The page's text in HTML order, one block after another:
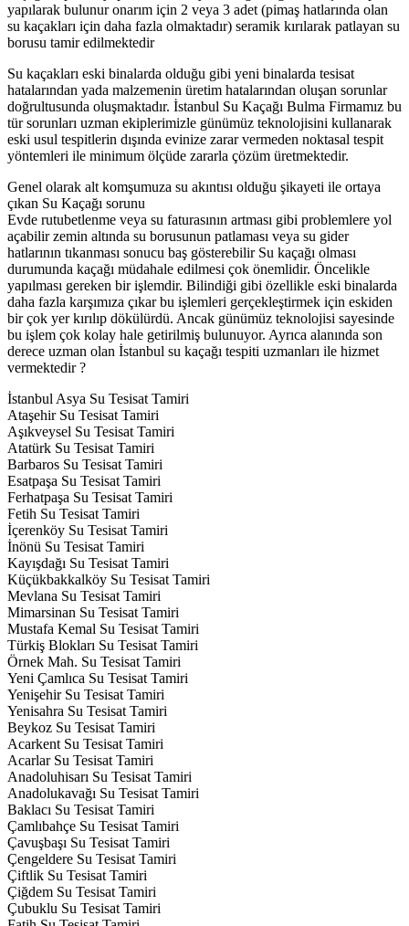
yapılarak bulunur onarım için 2 veya 3 adet (pimaş hatlarında olan
su kaçakları için daha fazla olmaktadır) seramik kırılarak patlayan su
borusu tamir edilmektedir
Su kaçakları eski binalarda olduğu gibi yeni binalarda tesisat
hatalarından yada malzemenin üretim hatalarından oluşan sorunlar
doğrultusunda oluşmaktadır. İstanbul Su Kaçağı Bulma Firmamız bu
tür sorunları uzman ekiplerimizle günümüz teknolojisini kullanarak
eski usul tespitlerin dışında evinize zarar vermeden noktasal tespit
yöntemleri ile minimum ölçüde zararla çözüm üretmektedir.
Genel olarak alt komşumuza su akıntısı olduğu şikayeti ile ortaya
çıkan Su Kaçağı sorunu
Evde rutubetlenme veya su faturasının artması gibi problemlere yol
açabilir zemin altında su borusunun patlaması veya su gider
hatlarının tıkanması sonucu baş gösterebilir Su kaçağı olması
durumunda kaçağı müdahale edilmesi çok önemlidir. Öncelikle
yapılması gereken bir işlemdir. Bilindiği gibi özellikle eski binalarda
daha fazla karşımıza çıkar bu işlemleri gerçekleştirmek için eskiden
bir çok yer kırılıp dökülürdü. Ancak günümüz teknolojisi sayesinde
bu işlem çok kolay hale getirilmiş bulunuyor. Ayrıca alanında son
derece uzman olan İstanbul su kaçağı tespiti uzmanları ile hizmet
vermektedir ?
İstanbul Asya Su Tesisat Tamiri
Ataşehir Su Tesisat Tamiri
Aşıkveysel Su Tesisat Tamiri
Atatürk Su Tesisat Tamiri
Barbaros Su Tesisat Tamiri
Esatpaşa Su Tesisat Tamiri
Ferhatpaşa Su Tesisat Tamiri
Fetih Su Tesisat Tamiri
İçerenköy Su Tesisat Tamiri
İnönü Su Tesisat Tamiri
Kayışdağı Su Tesisat Tamiri
Küçükbakkalköy Su Tesisat Tamiri
Mevlana Su Tesisat Tamiri
Mimarsinan Su Tesisat Tamiri
Mustafa Kemal Su Tesisat Tamiri
Türkiş Blokları Su Tesisat Tamiri
Örnek Mah. Su Tesisat Tamiri
Yeni Çamlıca Su Tesisat Tamiri
Yenişehir Su Tesisat Tamiri
Yenisahra Su Tesisat Tamiri
Beykoz Su Tesisat Tamiri
Acarkent Su Tesisat Tamiri
Acarlar Su Tesisat Tamiri
Anadoluhisarı Su Tesisat Tamiri
Anadolukavağı Su Tesisat Tamiri
Baklacı Su Tesisat Tamiri
Çamlıbahçe Su Tesisat Tamiri
Çavuşbaşı Su Tesisat Tamiri
Çengeldere Su Tesisat Tamiri
Çiftlik Su Tesisat Tamiri
Çiğdem Su Tesisat Tamiri
Çubuklu Su Tesisat Tamiri